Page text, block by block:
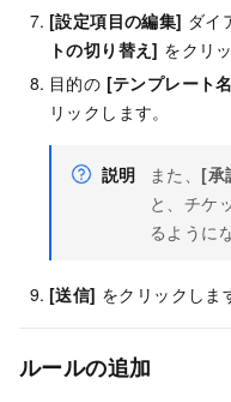
[設定項目の編集] ダイ
トの切り替え] をクリ
目的の [テンプレート
リックします。
説明 また、 [承
と、チケ
るように
[送信] をクリックしま
ルールの追加